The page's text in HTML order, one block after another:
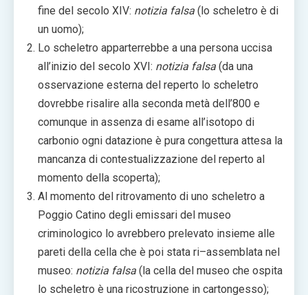
fine del secolo XIV: notizia falsa (lo scheletro è di
un uomo);
Lo scheletro apparterrebbe a una persona uccisa
all’inizio del secolo XVI: notizia falsa (da una
osservazione esterna del reperto lo scheletro
dovrebbe risalire alla seconda metà dell’800 e
comunque in assenza di esame all’isotopo di
carbonio ogni datazione è pura congettura attesa la
mancanza di contestualizzazione del reperto al
momento della scoperta);
Al momento del ritrovamento di uno scheletro a
Poggio Catino degli emissari del museo
criminologico lo avrebbero prelevato insieme alle
pareti della cella che è poi stata ri–assemblata nel
museo: notizia falsa (la cella del museo che ospita
lo scheletro è una ricostruzione in cartongesso);